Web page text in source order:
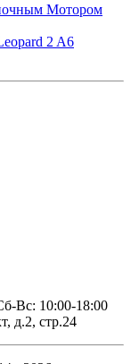
Мотором
2 A6
Вс: 10:00-18:00
д.2, стр.24